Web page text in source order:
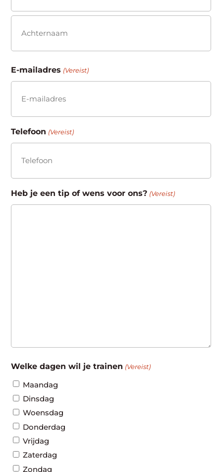
Voornaam
E-mailadres (Vereist)
Telefoon (Vereist)
Heb je een tip of wens voor ons? (Vereist)
Welke dagen wil je trainen (Vereist)
Maandag
Dinsdag
Woensdag
Donderdag
Vrijdag
Zaterdag
Zondag